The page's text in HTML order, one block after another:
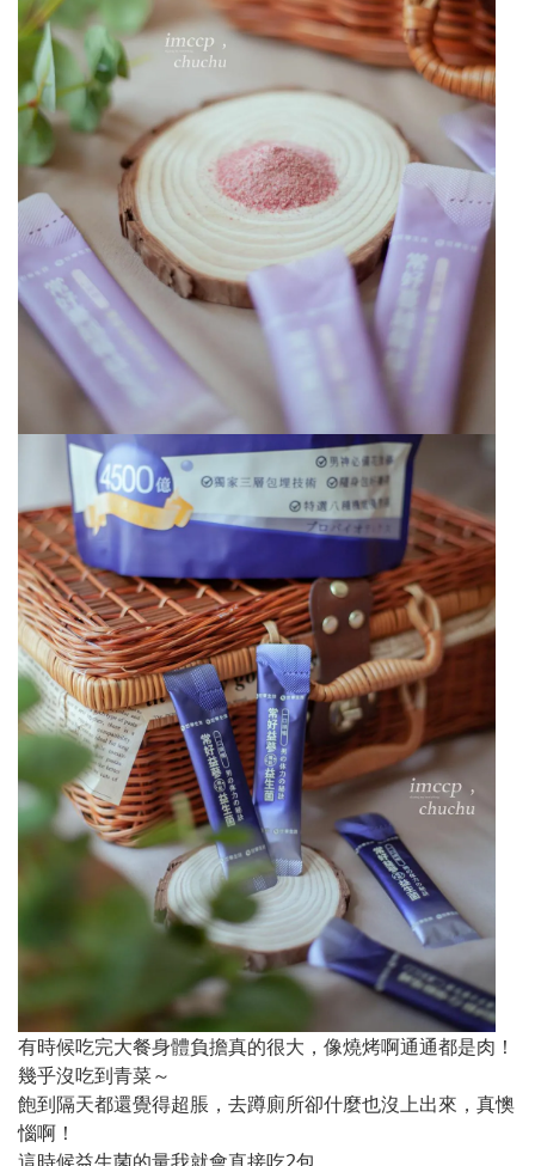
有時候吃完大餐身體負擔真的很大，像燒烤啊通通都是肉！
幾乎沒吃到青菜～
飽到隔天都還覺得超脹，去蹲廁所卻什麼也沒上出來，真懊
惱啊！